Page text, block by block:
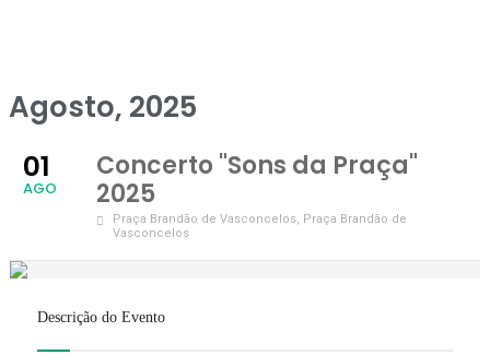
Agosto, 2025
01
AGO
Concerto "Sons da Praça"
2025
Praça Brandão de Vasconcelos, Praça Brandão de
Vasconcelos
Descrição do Evento